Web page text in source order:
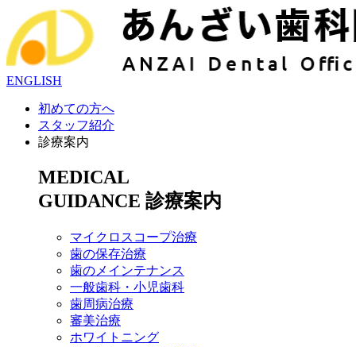
ENGLISH
初めての方へ
スタッフ紹介
診療案内
MEDICAL
GUIDANCE 診療案内
マイクロスコープ治療
歯の保存治療
歯のメインテナンス
一般歯科・小児歯科
歯周病治療
審美治療
ホワイトニング